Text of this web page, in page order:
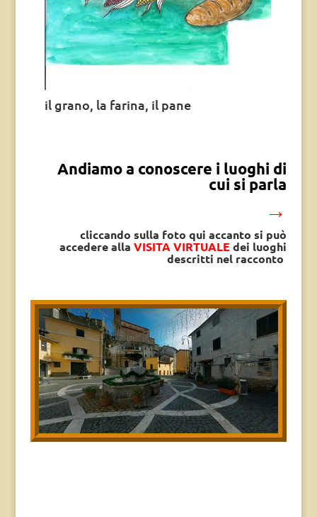
il grano, la farina, il pane
Andiamo a conoscere i luoghi di
cui si parla
→
cliccando sulla foto qui accanto si può
accedere allaVISITA VIRTUALEdei luoghi
descritti nel racconto